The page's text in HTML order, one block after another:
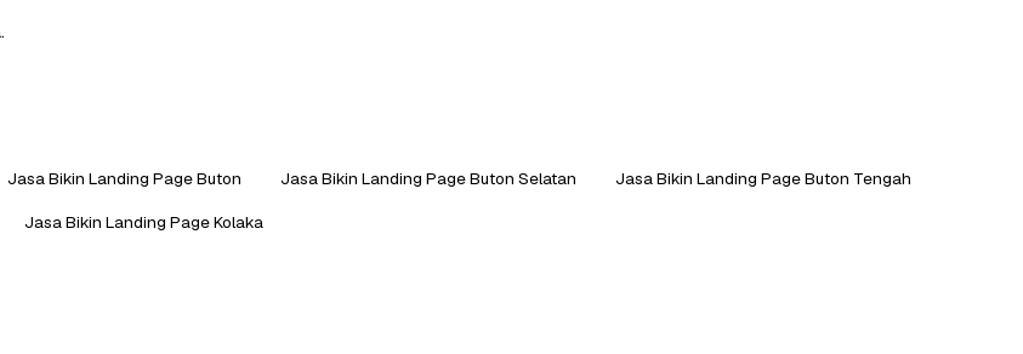
Jasa Bikin Landing Page Buton Jasa Bikin Landing Page Buton Selatan
Jasa Bikin Landing Page Buton Tengah
Jasa Bikin Landing Page Kolaka